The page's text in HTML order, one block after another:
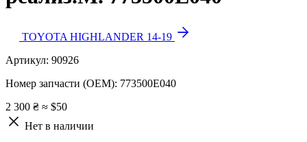
TOYOTA HIGHLANDER 14-19
Артикул: 90926
Номер запчасти (OEM): 773500E040
2 300 ₴ ≈ $50
Нет в наличии